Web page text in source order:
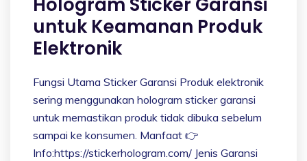
untuk Keamanan Produk
Elektronik
Fungsi Utama Sticker Garansi Produk elektronik
sering menggunakan hologram sticker garansi
untuk memastikan produk tidak dibuka sebelum
sampai ke konsumen. Manfaat 👉
Info:https://stickerhologram.com/ Jenis Garansi